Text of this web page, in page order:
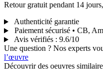
Retour gratuit pendant 14
Authenticité garantie
Paiement sécurisé • CB,
Avis vérifiés : 9.6/10
Une question ? Nos experts
l’œuvre
Découvrir des oeuvres